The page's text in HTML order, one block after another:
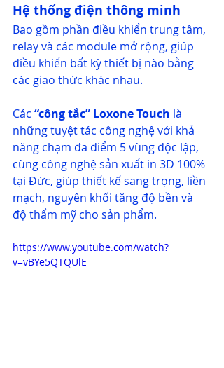
Hệ thống điện thông minh
Bao gồm phần điều khiển trung tâm,
relay và các module mở rộng, giúp
điều khiển bất kỳ thiết bị nào bằng
các giao thức khác nhau.
Các “công tắc” Loxone Touch là
những tuyệt tác công nghệ với khả
năng chạm đa điểm 5 vùng độc lập,
cùng công nghệ sản xuất in 3D 100%
tại Đức, giúp thiết kế sang trọng, liền
mạch, nguyên khối tăng độ bền và
độ thẩm mỹ cho sản phẩm.
https://www.youtube.com/watch?
v=vBYe5QTQUlE